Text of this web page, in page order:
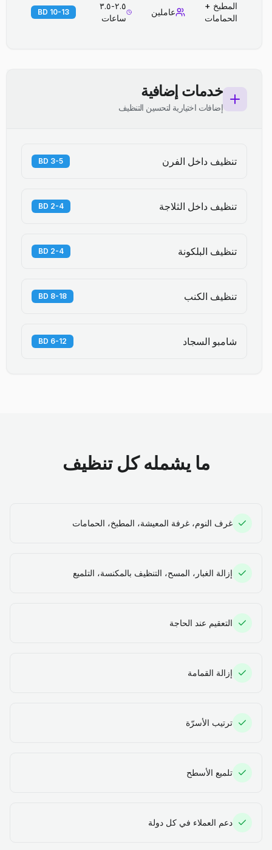
المطبخ +
الحمامات
عاملين
٢.٥-٣.٥
ساعات
10-13 BD
خدمات إضافية
إضافات اختيارية لتحسين التنظيف
تنظيف داخل الفرن 3-5 BD
تنظيف داخل الثلاجة 2-4 BD
تنظيف البلكونة 2-4 BD
تنظيف الكنب 8-18 BD
شامبو السجاد 6-12 BD
ما يشمله كل تنظيف
غرف النوم، غرفة المعيشة، المطبخ، الحمامات
إزالة الغبار، المسح، التنظيف بالمكنسة، التلميع
التعقيم عند الحاجة
إزالة القمامة
ترتيب الأسرّة
تلميع الأسطح
دعم العملاء في كل دولة